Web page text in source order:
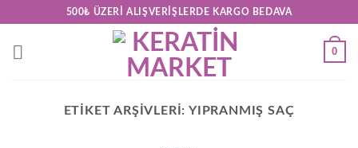
content
500₺ ÜZERI ALIŞVERIŞLERDE KARGO BEDAVA
0
ETIKET ARŞIVLERI: YIPRANMIŞ SAÇ